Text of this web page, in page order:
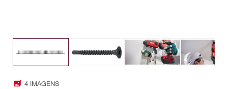
4 IMAGENS